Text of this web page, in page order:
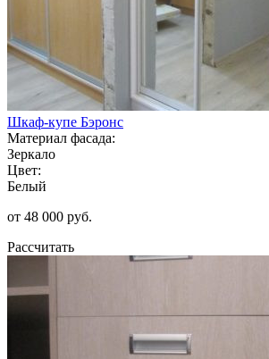
Шкаф-купе Бэронс
Материал фасада:
Зеркало
Цвет:
Белый
от 48 000 руб.
Рассчитать